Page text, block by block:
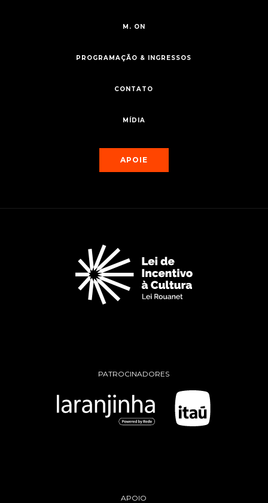
M. ON
PROGRAMAÇÃO & INGRESSOS
CONTATO
MÍDIA
APOIE
PATROCINADORES
APOIO